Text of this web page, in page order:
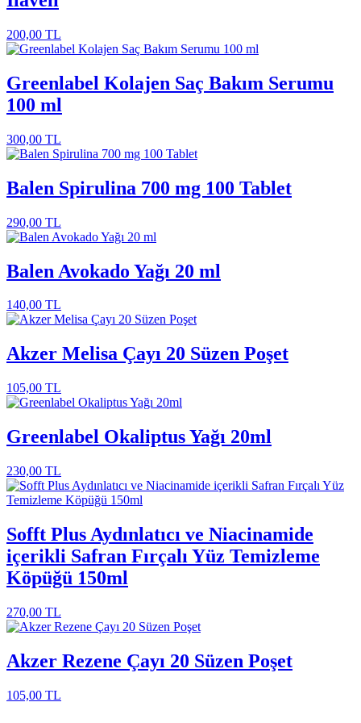
200,00 TL
Greenlabel Kolajen Saç Bakım Serumu
100 ml
300,00 TL
Balen Spirulina 700 mg 100 Tablet
290,00 TL
Balen Avokado Yağı 20 ml
140,00 TL
Akzer Melisa Çayı 20 Süzen Poşet
105,00 TL
Greenlabel Okaliptus Yağı 20ml
230,00 TL
Sofft Plus Aydınlatıcı ve Niacinamide
içerikli Safran Fırçalı Yüz Temizleme
Köpüğü 150ml
270,00 TL
Akzer Rezene Çayı 20 Süzen Poşet
105,00 TL